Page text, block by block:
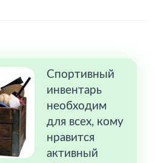
Спортивный
инвентарь
необходим
для всех, кому
нравится
активный